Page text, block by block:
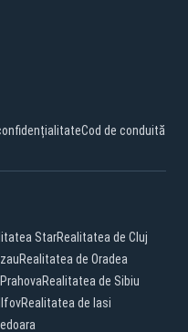
Cod de conduită
StarRealitatea de Cluj
Realitatea de Oradea
Realitatea de Sibiu
Realitatea de Iasi